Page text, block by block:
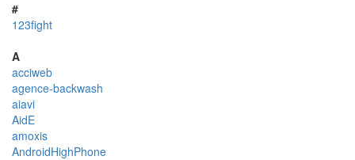
#
123fight
A
acciweb
agence-backwash
aiavi
AidE
amoxis
AndroidHighPhone